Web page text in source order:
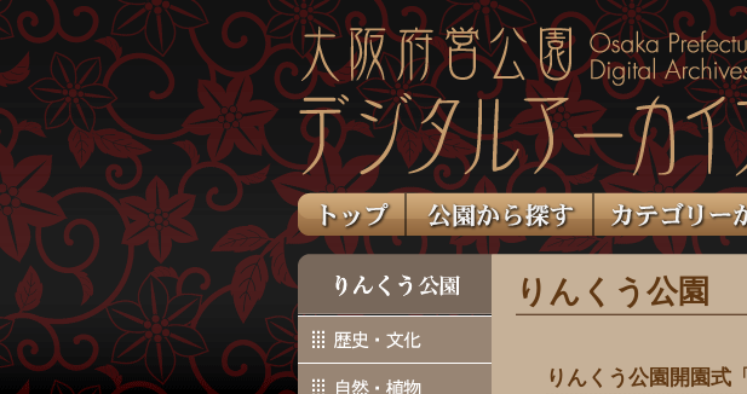
りんくう公園
りんくう公園開園式